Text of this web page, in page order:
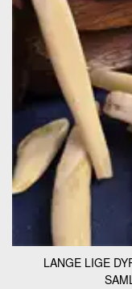
LANGE LIGE